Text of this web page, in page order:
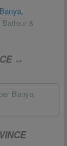
Banya,
&
↔
Banya,